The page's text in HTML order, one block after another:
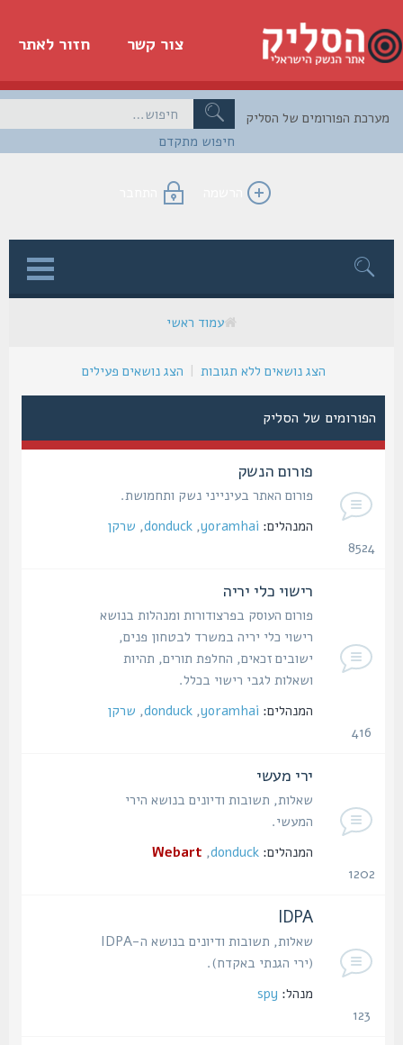
חזור לאתר צור קשר
חיפוש מתקדם
הפורומים של הסליק
הרשמה התחבר
עמוד ראשי
הצג נושאים ללא תגובות | הצג נושאים פעילים
הפורומים של הסליק
פורום הנשק
פורום האתר בעינייני נשק ותחמושת.
המנהלים: yoramhai
,
donduck
,שרקן
8524
רישוי כלי יריה
פורום העוסק בפרצודורות ומנהלות בנושא
רישוי כלי יריה במשרד לבטחון פנים,
ישובים זכאים, החלפת תורים, תהיות
ושאלות לגבי רישוי בכלל.
המנהלים: yoramhai
,
donduck
,שרקן
ירי מעשי
שאלות, תשובות ודיונים בנושא הירי
המעשי.
המנהלים: donduck
,
Webart
IDPA
שאלות, תשובות ודיונים בנושא ה-IDPA
(ירי הגנתי באקדח).
מנהל: spy